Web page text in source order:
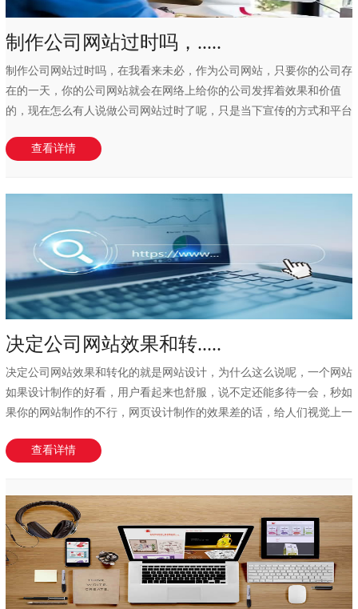
制作公司网站过时吗，.....
制作公司网站过时吗，在我看来未必，作为公司网站，只要你的公司存
在的一天，你的公司网站就会在网络上给你的公司发挥着效果和价值
的，现在怎么有人说做公司网站过时了呢，只是当下宣传的方式和平台
查看详情
决定公司网站效果和转.....
决定公司网站效果和转化的就是网站设计，为什么这么说呢，一个网站
如果设计制作的好看，用户看起来也舒服，说不定还能多待一会，秒如
果你的网站制作的不行，网页设计制作的效果差的话，给人们视觉上一
查看详情